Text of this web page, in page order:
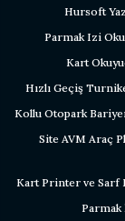
Hursoft
Parmak Izi
Kart
Hızlı Geçiş
Kollu Otopark
Site AVM Araç
Kart Printer ve Sarf
Parmak